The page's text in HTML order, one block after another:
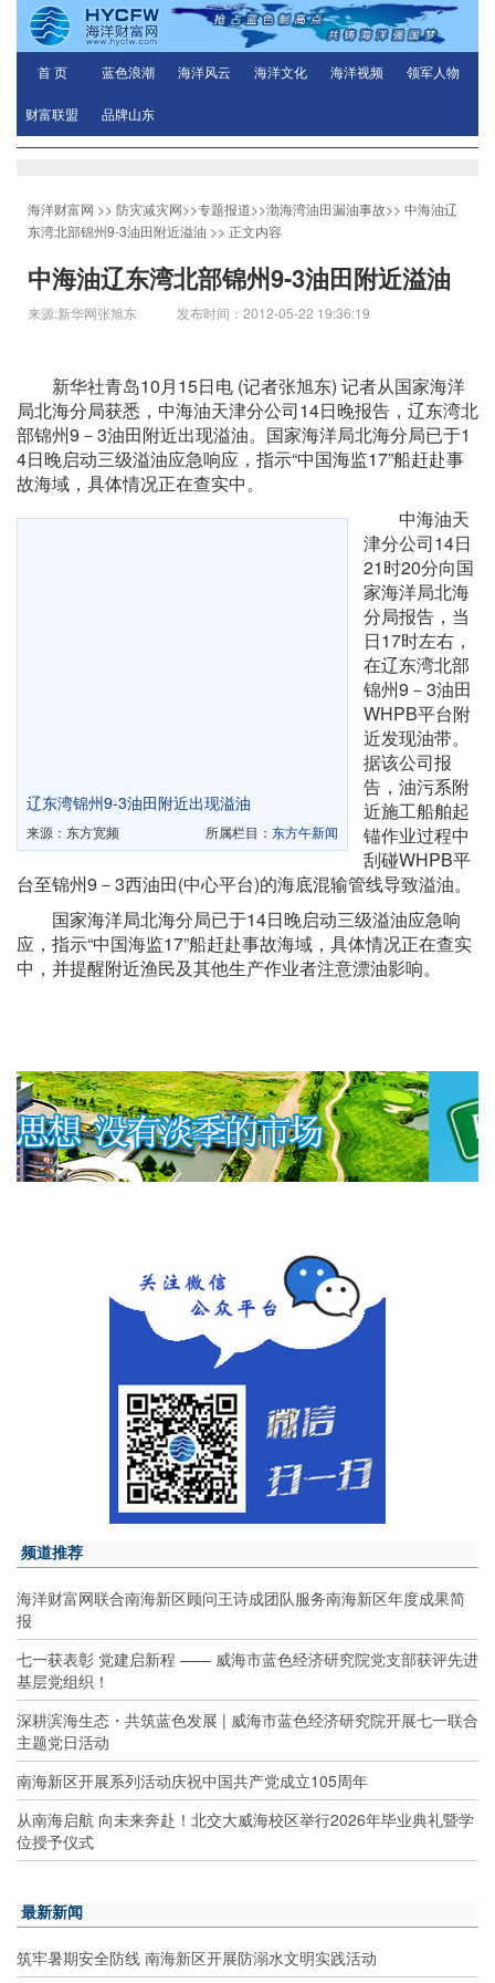
首 页 蓝色浪潮 海洋风云 海洋文化 海洋视频 领军人物
财富联盟 品牌山东
海洋财富网 >> 防灾减灾网>>专题报道>>渤海湾油田漏油事故>> 中海油辽
东湾北部锦州9-3油田附近溢油 >> 正文内容
中海油辽东湾北部锦州9-3油田附近溢油
来源:新华网张旭东 发布时间：2012-05-22 19:36:19
新华社青岛10月15日电 (记者张旭东) 记者从国家海洋
局北海分局获悉，中海油天津分公司14日晚报告，辽东湾北
部锦州9－3油田附近出现溢油。国家海洋局北海分局已于1
4日晚启动三级溢油应急响应，指示“中国海监17”船赶赴事
故海域，具体情况正在查实中。
辽东湾锦州9-3油田附近出现溢油
来源：东方宽频 所属栏目： 东方午新闻
中海油天
津分公司14日
21时20分向国
家海洋局北海
分局报告，当
日17时左右，
在辽东湾北部
锦州9－3油田
WHPB平台附
近发现油带。
据该公司报
告，油污系附
近施工船舶起
锚作业过程中
刮碰WHPB平
台至锦州9－3西油田(中心平台)的海底混输管线导致溢油。
国家海洋局北海分局已于14日晚启动三级溢油应急响
应，指示“中国海监17”船赶赴事故海域，具体情况正在查实
中，并提醒附近渔民及其他生产作业者注意漂油影响。
频道推荐
海洋财富网联合南海新区顾问王诗成团队服务南海新区年度成果简
报
七一获表彰 党建启新程 —— 威海市蓝色经济研究院党支部获评先进
基层党组织！
深耕滨海生态・共筑蓝色发展 | 威海市蓝色经济研究院开展七一联合
主题党日活动
南海新区开展系列活动庆祝中国共产党成立105周年
从南海启航 向未来奔赴！北交大威海校区举行2026年毕业典礼暨学
位授予仪式
最新新闻
筑牢暑期安全防线 南海新区开展防溺水文明实践活动